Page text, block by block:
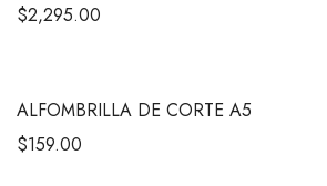
$2,295.00
ALFOMBRILLA DE CORTE A5
$159.00